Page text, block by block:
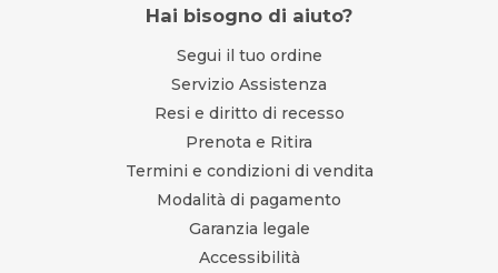
Hai bisogno di aiuto?
Segui il tuo ordine
Servizio Assistenza
Resi e diritto di recesso
Prenota e Ritira
Termini e condizioni di vendita
Modalità di pagamento
Garanzia legale
Accessibilità